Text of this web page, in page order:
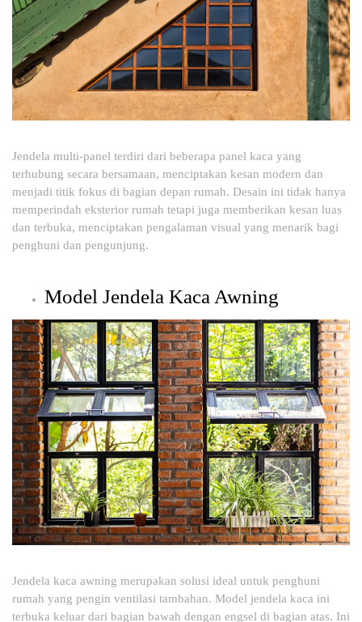
Jendela multi-panel terdiri dari beberapa panel kaca yang
terhubung secara bersamaan, menciptakan kesan modern dan
menjadi titik fokus di bagian depan rumah. Desain ini tidak hanya
memperindah eksterior rumah tetapi juga memberikan kesan luas
dan terbuka, menciptakan pengalaman visual yang menarik bagi
penghuni dan pengunjung.
Model Jendela Kaca Awning
Jendela kaca awning merupakan solusi ideal untuk penghuni
rumah yang pengin ventilasi tambahan. Model jendela kaca ini
terbuka keluar dari bagian bawah dengan engsel di bagian atas. Ini